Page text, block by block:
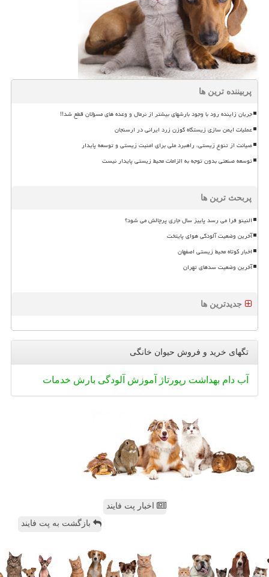
پربیننده ترین ها
جریان زاینده رود با وجود بارشهای بیشتر از نرمال و وعده های مسؤلان قطع شد!!
عملیات ایمن سازی زیستگاه گوزن زرد ایرانی در ارسنجان
صیانت از تنوع زیستی، راهبرد ملی برای امنیت زیستی و توسعه پایدار
توسعه صنعتی بدون توجه به الزامات محیط زیستی پایدار نیست
پربحث ترین ها
النینو فرا می رسد پاییز سال جاری پرچالش می شود؟
آخرین وضعیت آلودگی هوای پایتخت
اخبار کوتاه محیط زیستی اصفهان
آخرین وضعیت سدهای تهران
جدیدترین ها
تگهای خرید و فروش حیوان خانگی
آب دام بهداشت رپورتاژ آموزش آلودگی بارش خدمات
اخبار پت فایند
بازگشت به پت فایند